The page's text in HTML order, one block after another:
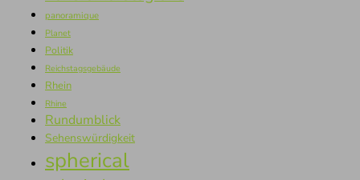
panoramique
Planet
Politik
Reichstagsgebäude
Rhein
Rhine
Rundumblick
Sehenswürdigkeit
spherical